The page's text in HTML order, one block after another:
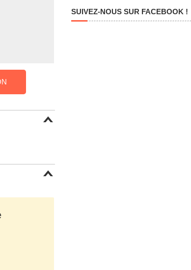
SUIVEZ-NOUS SUR FACEBOOK !